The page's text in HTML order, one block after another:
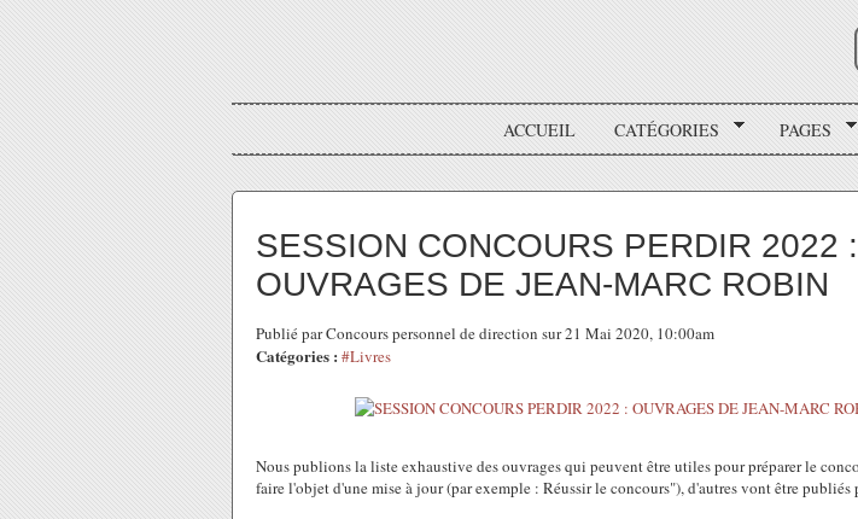
ACCUEIL CATÉGORIES PAGES
SESSION CONCOURS PERDIR 2022 :
OUVRAGES DE JEAN-MARC ROBIN
Publié par Concours personnel de direction sur 21 Mai 2020, 10:00am
Catégories : #Livres
Nous publions la liste exhaustive des ouvrages qui peuvent être utiles pour préparer le
faire l'objet d'une mise à jour (par exemple : Réussir le concours"), d'autres vont être publiés